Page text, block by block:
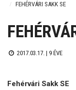
FEHÉRVÁRI SAKK SE
2017.03.17. | 9 ÉVE
Fehérvári Sakk SE